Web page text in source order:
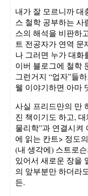
내가 잘 모르니까 대
스 철학 공부하는 사
스의 해석을 비판하
트 전공자가 연역 문
나 그러면 누가 대화
이버 블로그에 철학
그런거지 “업자”들
웰 이야기하면 아마
사실 프리드만의 만
진 책이기도 하고,
물리학”과 연결시켜
에 읽는 칸트> 정도
(내 생각에) 스트로슨
있어서 새로운 장을
의 앞부분만 하더라
든.